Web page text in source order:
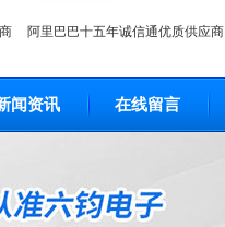
阿里巴巴十五年诚信通优质供应商
闻资讯 在线留言